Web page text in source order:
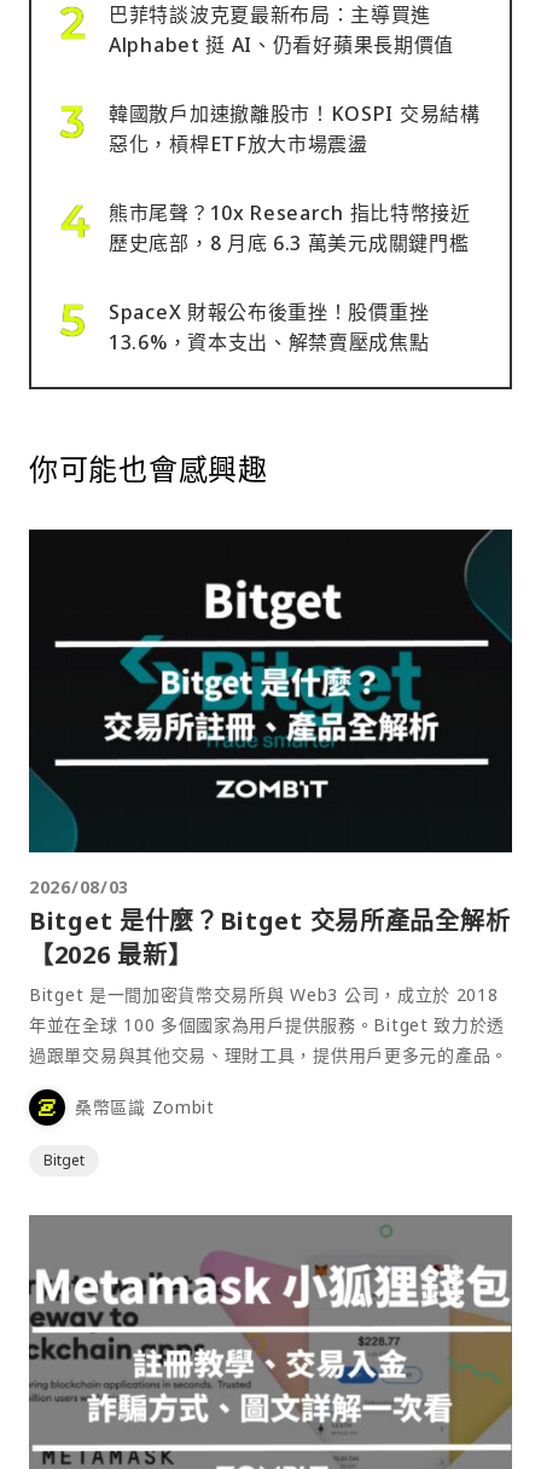
巴菲特談波克夏最新布局：主導買進
Alphabet 挺 AI、仍看好蘋果長期價值
韓國散戶加速撤離股市！KOSPI 交易結構
惡化，槓桿ETF放大市場震盪
熊市尾聲？10x Research 指比特幣接近
歷史底部，8 月底 6.3 萬美元成關鍵門檻
SpaceX 財報公布後重挫！股價重挫
13.6%，資本支出、解禁賣壓成焦點
你可能也會感興趣
2026/08/03
Bitget 是什麼？Bitget 交易所產品全解析
【2026 最新】
Bitget 是一間加密貨幣交易所與 Web3 公司，成立於 2018
年並在全球 100 多個國家為用戶提供服務。Bitget 致力於透
過跟單交易與其他交易、理財工具，提供用戶更多元的產品。
桑幣區識 Zombit
Bitget